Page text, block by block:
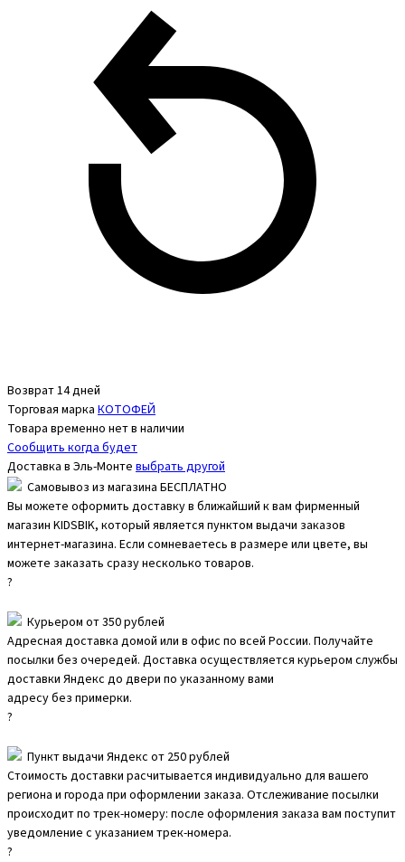
Возврат 14 дней
Торговая марка КОТОФЕЙ
Товара временно нет в наличии
Сообщить когда будет
Доставка в Эль-Монте выбрать другой
Самовывоз из магазина БЕСПЛАТНО
Вы можете оформить доставку в ближайший к вам фирменный
магазин KIDSBIK, который является пунктом выдачи заказов
интернет-магазина. Если сомневаетесь в размере или цвете, вы
можете заказать сразу несколько товаров.
?
Курьером от 350 рублей
Адресная доставка домой или в офис по всей России. Получайте
посылки без очередей. Доставка осуществляется курьером службы
доставки Яндекс до двери по указанному вами
адресу без примерки.
?
Пункт выдачи Яндекс от 250 рублей
Стоимость доставки расчитывается индивидуально для вашего
региона и города при оформлении заказа. Отслеживание посылки
происходит по трек-номеру: после оформления заказа вам поступит
уведомление с указанием трек-номера.
?